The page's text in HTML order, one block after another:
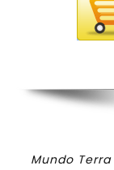
Mundo Terra